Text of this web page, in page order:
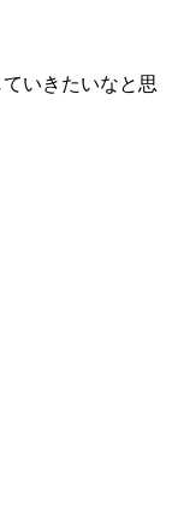
いきたいなと思